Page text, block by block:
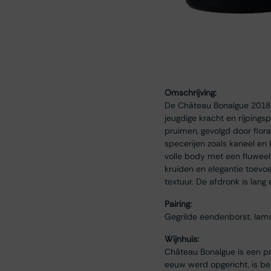
Omschrijving:
De Château Bonalgue
jeugdige kracht en
pruimen, gevolgd door
specerijen zoals kaneel
volle body met een
kruiden en elegantie
textuur. De afdronk is
Pairing:
Gegrilde eendenborst,
Wijnhuis:
Château Bonalgue is een
eeuw werd opgericht, is